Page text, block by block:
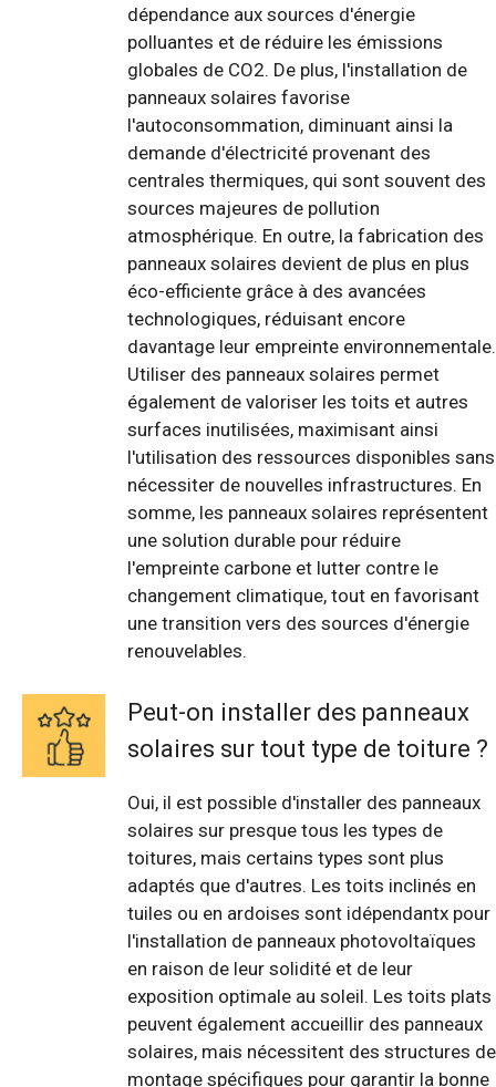
dépendance aux sources d'énergie
polluantes et de réduire les émissions
globales de CO2. De plus, l'installation de
panneaux solaires favorise
l'autoconsommation, diminuant ainsi la
demande d'électricité provenant des
centrales thermiques, qui sont souvent des
sources majeures de pollution
atmosphérique. En outre, la fabrication des
panneaux solaires devient de plus en plus
éco-efficiente grâce à des avancées
technologiques, réduisant encore
davantage leur empreinte environnementale.
Utiliser des panneaux solaires permet
également de valoriser les toits et autres
surfaces inutilisées, maximisant ainsi
l'utilisation des ressources disponibles sans
nécessiter de nouvelles infrastructures. En
somme, les panneaux solaires représentent
une solution durable pour réduire
l'empreinte carbone et lutter contre le
changement climatique, tout en favorisant
une transition vers des sources d'énergie
renouvelables.
Peut-on installer des panneaux
solaires sur tout type de toiture ?
Oui, il est possible d'installer des panneaux
solaires sur presque tous les types de
toitures, mais certains types sont plus
adaptés que d'autres. Les toits inclinés en
tuiles ou en ardoises sont idépendantx pour
l'installation de panneaux photovoltaïques
en raison de leur solidité et de leur
exposition optimale au soleil. Les toits plats
peuvent également accueillir des panneaux
solaires, mais nécessitent des structures de
montage spécifiques pour garantir la bonne